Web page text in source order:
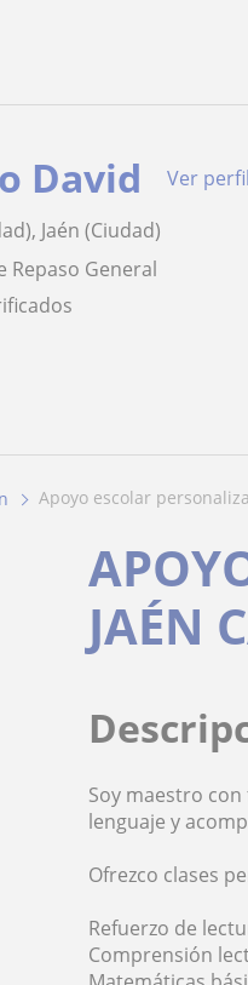
David
Ver perfil
Jaén (Ciudad)
Repaso General
apoyo escolar
JAÉN
Soy maestro
lenguaje y
Ofrezco clases
Refuerzo de
Comprensión